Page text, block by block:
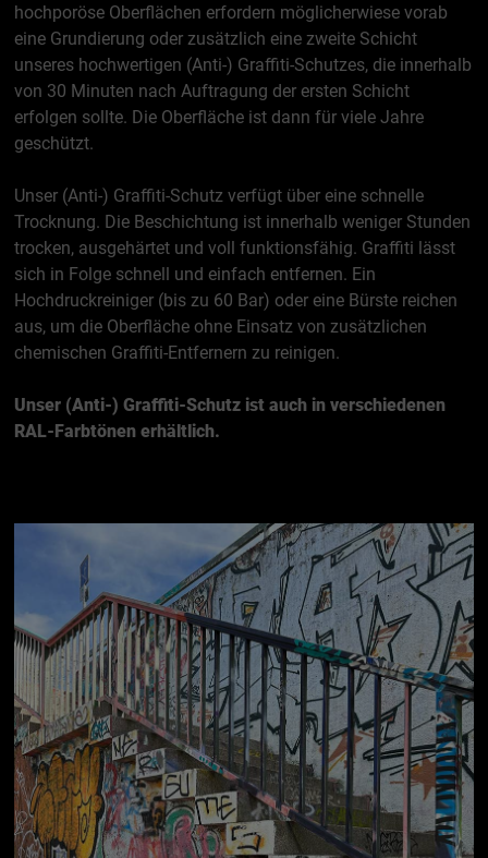
hochporöse Oberflächen erfordern möglicherwiese vorab
eine Grundierung oder zusätzlich eine zweite Schicht
unseres hochwertigen (Anti-) Graffiti-Schutzes, die innerhalb
von 30 Minuten nach Auftragung der ersten Schicht
erfolgen sollte. Die Oberfläche ist dann für viele Jahre
geschützt.
Unser (Anti-) Graffiti-Schutz verfügt über eine schnelle
Trocknung. Die Beschichtung ist innerhalb weniger Stunden
trocken, ausgehärtet und voll funktionsfähig. Graffiti lässt
sich in Folge schnell und einfach entfernen. Ein
Hochdruckreiniger (bis zu 60 Bar) oder eine Bürste reichen
aus, um die Oberfläche ohne Einsatz von zusätzlichen
chemischen Graffiti-Entfernern zu reinigen.
Unser (Anti-) Graffiti-Schutz ist auch in verschiedenen
RAL-Farbtönen erhältlich.